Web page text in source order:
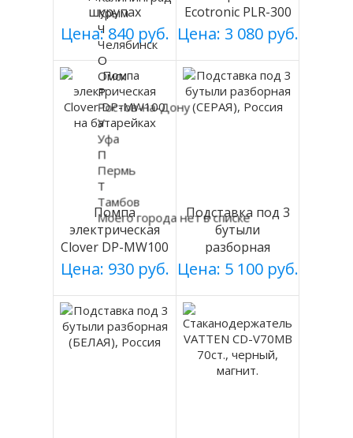
шурупах
СЕРЕБРИСТЫЙ
мод 003
Цена: 840 руб.
Ecotronic PLR-300
white
Цена: 3 080 руб.
Помпа
электрическая
Clover DP-MW100
на батарейках
Цена: 930 руб.
Подставка под 3
бутыли
разборная
(СЕРАЯ), Россия
Цена: 5 100 руб.
Крым
Ч
Челябинск
О
Омск
Р
Ростов-на-Дону
У
Уфа
П
Пермь
Т
Тамбов
Моего города нет в списке